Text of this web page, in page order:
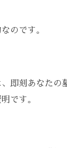
のです。
即刻あなたの
です。